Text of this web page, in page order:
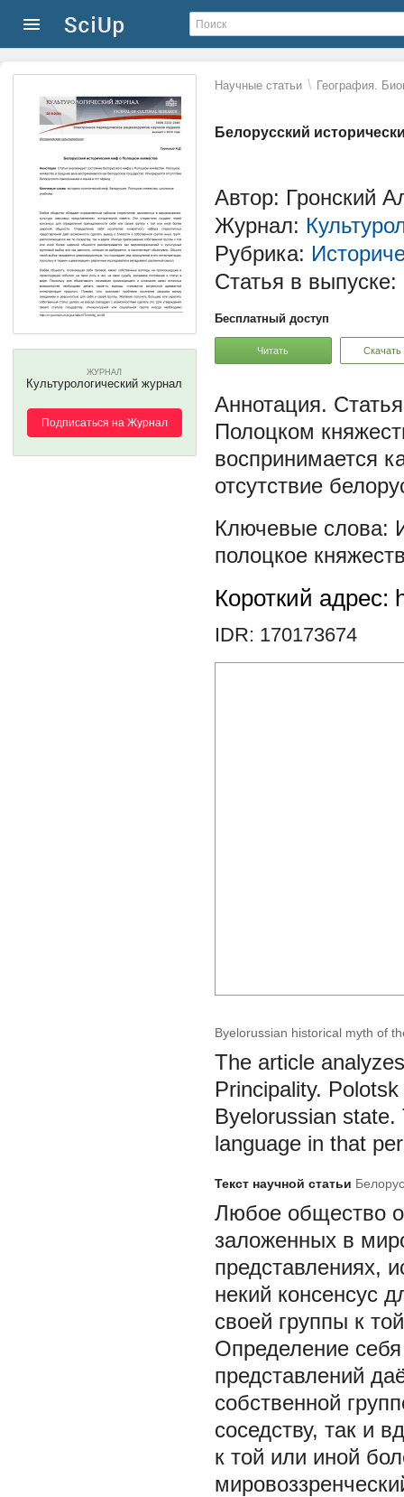
Научные статьи \ География.
Белорусский
ЖУРНАЛ
Культурологический журнал
Подписаться на Журнал
Автор: Гронский
Журнал:
Рубрика:
Статья в выпуске:
Бесплатный доступ
Читать Скачать
Полоцком
воспринимается
отсутствие
полоцкое
Короткий адрес:
IDR: 170173674
Byelorussian historical myth of
The article
Principality.
Byelorussian
language in that
Текст научной статьи
Любое общество
заложенных в
представлениях,
некий консенсус
своей группы к
Определение
представлений
собственной
соседству, так и
к той или иной